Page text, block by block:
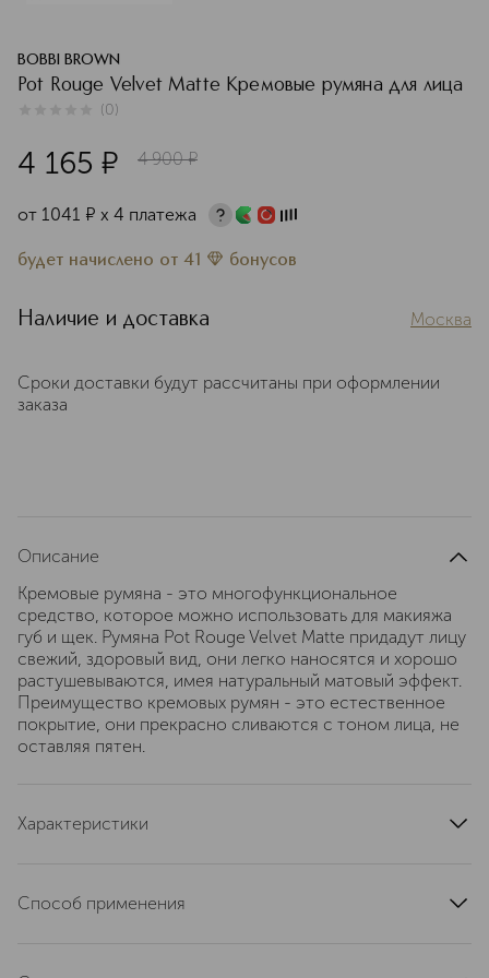
BOBBI BROWN
Pot Rouge Velvet Matte Кремовые румяна для лица
(0)
4 165 ¤ 4 900 ¤
от 1041 ¤ х 4 платежа
будет начислено от 41 бонусов
Наличие и доставка Москва
Сроки доставки будут рассчитаны при оформлении
заказа
Описание
Кремовые румяна - это многофункциональное
средство, которое можно использовать для макияжа
губ и щек. Румяна Pot Rouge Velvet Matte придадут лицу
свежий, здоровый вид, они легко наносятся и хорошо
растушевываются, имея натуральный матовый эффект.
Преимущество кремовых румян - это естественное
покрытие, они прекрасно сливаются с тоном лица, не
оставляя пятен.
Характеристики
тип кожи
Способ применения